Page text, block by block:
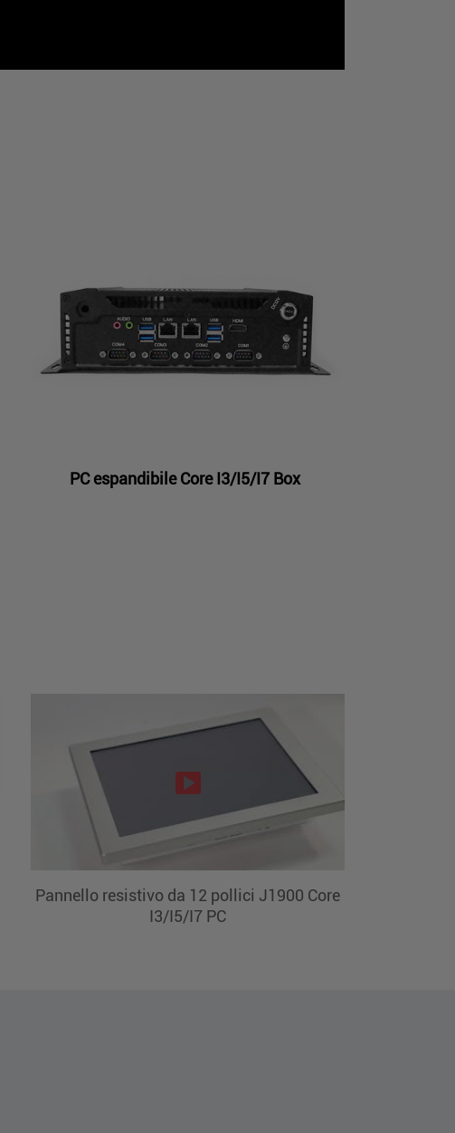
PC espandibile Core I3/I5/I7 Box

Pannello resistivo da 12 pollici J1900 Core
I3/I5/I7 PC